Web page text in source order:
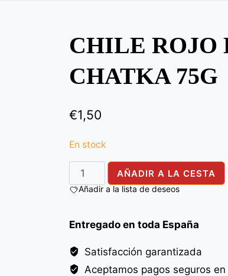
CHILE ROJO
CHATKA 75G
€1,50
En stock
KURKURE
RED
75G
cantidad
AÑADIR A LA CESTA
Añadir a la lista de deseos
Entregado en toda España
Satisfacción garantizada
Aceptamos pagos seguros en